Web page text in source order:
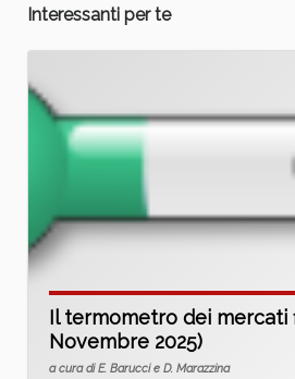
Interessanti per te
Il termometro dei mercati
Novembre 2025)
a cura di E. Barucci e D. Marazzina